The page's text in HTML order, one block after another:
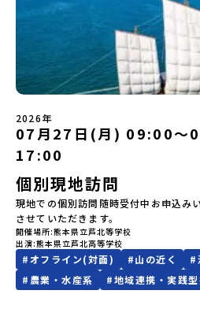
ます。当選者は、メールに記載された
以内に回答いただき、確認フォームの
ていただきます。当選確認フォームの
い場合は、当選を取り消しとさせてい
あった場合は、繰り上げ当選者へご連
メールアドレスの変更をご希望の場合
知メールをお受け取りいただけません
「@miratabi.jp」からのメールを受信
します。※結果に関する個別のお問合
ので、ご了承ください。・お申し込み
限りです。PC・スマートフォンからお
変更はできません。お申込時は、メー
注意ください。・宿泊について１室に
いただく予定です。・食事アレルギー
レルギー対応希望にはお応えしかねる
要な場合は必ず事前にご相談ください
なくなった場合について参加決定後の
い。やむを得ないお取り消しの場合は
ださい。・キャンセルポリシーやむを
以上の地域から選んで参加できる「お
魅力について、説明会を開催しました
り、保護者様が特に気になる「安全面
制」についても詳しく解説しています
ご視聴ください。🎬 [アーカイブ動画
https://youtu.be/
い方へ〜全体説明を聞いたうえで、「
「どんなまちなの？」という疑問にお
日のプログラムの中身をお伝えします
00〜20：00内容：どんなところ？プロ
介地域：鹿児島県出水市・出水工業高
平市/愛媛県鬼北町＊4つの地域のプロ
けします。お申し込み：https://c-
軽にどうぞ！「はじめての一人旅だけ
できるの？」そんな保護者様の不安や
疑問にスタッフが直接お答えします。
ので、ぜひご自宅からリラックスし
み前に必ずご確認ください・参加規約
2026年
07月27日(月) 09:00〜
17:00
個別現地訪問
現地での個別訪問随時受付中お申込み
させていただきます。
開催場所 熊本県立芦北等学校
出演 熊本県立芦北高等学校
#オフライン(対面) #山の近く #
# 農業・水産系 #地域連携・実践